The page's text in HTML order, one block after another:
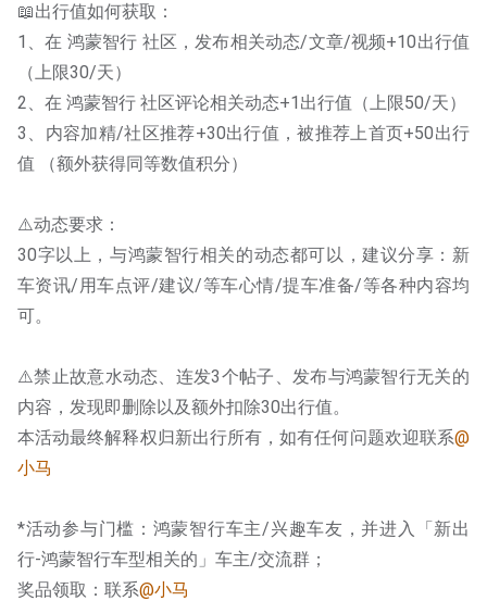
📖出行值如何获取：
1、在 鸿蒙智行 社区，发布相关动态/文章/视频+10出行值
（上限30/天）
2、在 鸿蒙智行 社区评论相关动态+1出行值（上限50/天）
3、内容加精/社区推荐+30出行值，被推荐上首页+50出行
值 （额外获得同等数值积分）
⚠️动态要求：
30字以上，与鸿蒙智行相关的动态都可以，建议分享：新
车资讯/用车点评/建议/等车心情/提车准备/等各种内容均
可。
⚠️禁止故意水动态、连发3个帖子、发布与鸿蒙智行无关的
内容，发现即删除以及额外扣除30出行值。
本活动最终解释权归新出行所有，如有任何问题欢迎联系@
小马
*活动参与门槛：鸿蒙智行车主/兴趣车友，并进入「新出
行-鸿蒙智行车型相关的」车主/交流群；
奖品领取：联系@小马